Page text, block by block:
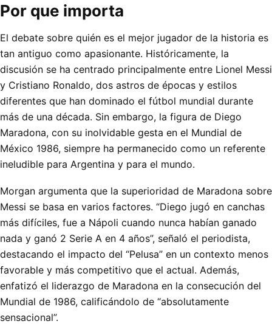
Por que importa
El debate sobre quién es el mejor jugador de la historia es
tan antiguo como apasionante. Históricamente, la
discusión se ha centrado principalmente entre Lionel Messi
y Cristiano Ronaldo, dos astros de épocas y estilos
diferentes que han dominado el fútbol mundial durante
más de una década. Sin embargo, la figura de Diego
Maradona, con su inolvidable gesta en el Mundial de
México 1986, siempre ha permanecido como un referente
ineludible para Argentina y para el mundo.
Morgan argumenta que la superioridad de Maradona sobre
Messi se basa en varios factores. “Diego jugó en canchas
más difíciles, fue a Nápoli cuando nunca habían ganado
nada y ganó 2 Serie A en 4 años”, señaló el periodista,
destacando el impacto del “Pelusa” en un contexto menos
favorable y más competitivo que el actual. Además,
enfatizó el liderazgo de Maradona en la consecución del
Mundial de 1986, calificándolo de “absolutamente
sensacional”.